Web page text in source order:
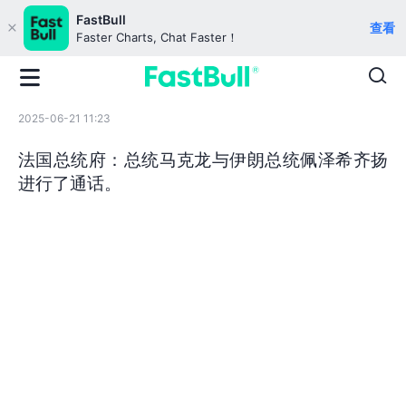
FastBull
Faster Charts, Chat Faster！
查看
2025-06-21 11:23
法国总统府：总统马克龙与伊朗总统佩泽希齐扬
进行了通话。